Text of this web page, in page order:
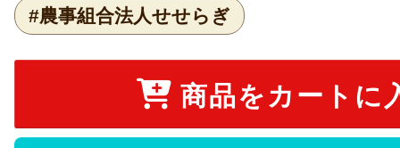
#農事組合法人せせらぎ
商品をカートに